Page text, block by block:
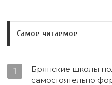
Самое читаемое
1
Брянские школы
самостоятельно